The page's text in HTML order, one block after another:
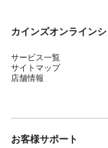
カインズオンライン
サービス一覧
サイトマップ
店舗情報
お客様サポート